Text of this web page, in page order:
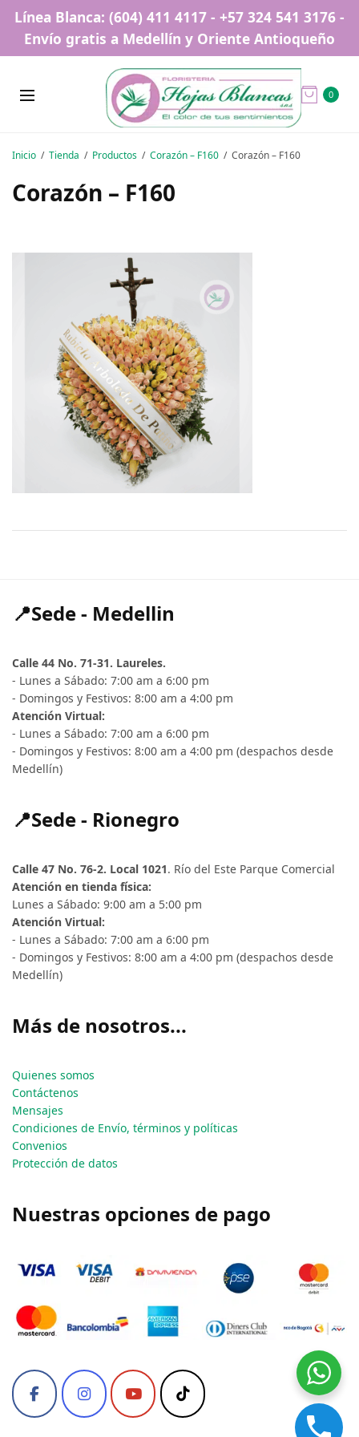
Línea Blanca: (604) 411 4117 - +57 324 541 3176 -
Envío gratis a Medellín y Oriente Antioqueño
0
Inicio Tienda Productos Corazón – F160 Corazón – F160
Corazón – F160
📍Sede - Medellin
Calle 44 No. 71-31. Laureles.
- Lunes a Sábado: 7:00 am a 6:00 pm
- Domingos y Festivos: 8:00 am a 4:00 pm
Atención Virtual:
- Lunes a Sábado: 7:00 am a 6:00 pm
- Domingos y Festivos: 8:00 am a 4:00 pm (despachos desde
Medellín)
📍Sede - Rionegro
Calle 47 No. 76-2. Local 1021. Río del Este Parque Comercial
Atención en tienda física:
Lunes a Sábado: 9:00 am a 5:00 pm
Atención Virtual:
- Lunes a Sábado: 7:00 am a 6:00 pm
- Domingos y Festivos: 8:00 am a 4:00 pm (despachos desde
Medellín)
Más de nosotros...
Quienes somos
Contáctenos
Mensajes
Condiciones de Envío, términos y políticas
Convenios
Protección de datos
Nuestras opciones de pago